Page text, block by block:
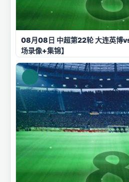
08月08日 中超第22轮 大连英博
场录像+集锦】